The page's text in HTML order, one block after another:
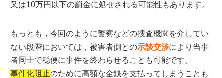
又は10万円以下の罰金に処せされる可能性もあります。
もっとも，今回のように警察などの捜査機関を介してい
ない段階においては，被害者側との示談交渉により当事
者同士で穏便に事件を終わらせることも可能です。
事件化阻止のために高額な金銭を支払ってしまうことも